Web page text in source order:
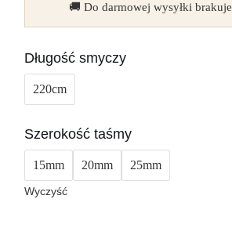
🚚 Do darmowej wysyłki
Długość smyczy
220cm
Szerokość taśmy
15mm 20mm 25mm
Wyczyść